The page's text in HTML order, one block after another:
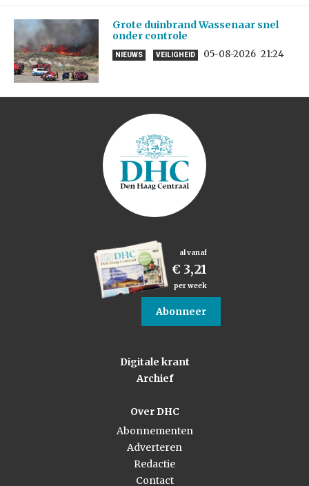
Grote duinbrand Wassenaar snel
onder controle
NIEUWS VEILIGHEID 05-08-2026 21:24
al vanaf
€ 3,21
per week
Abonneer
Digitale krant
Archief
Over DHC
Abonnementen
Adverteren
Redactie
Contact